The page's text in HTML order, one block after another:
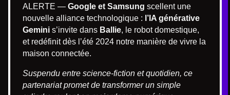
ALERTE — Google et Samsung scellent une
nouvelle alliance technologique : l’IA générative
Gemini s’invite dans Ballie, le robot domestique,
et redéfinit dès l’été 2024 notre manière de vivre la
maison connectée.
Suspendu entre science-fiction et quotidien, ce
partenariat promet de transformer un simple